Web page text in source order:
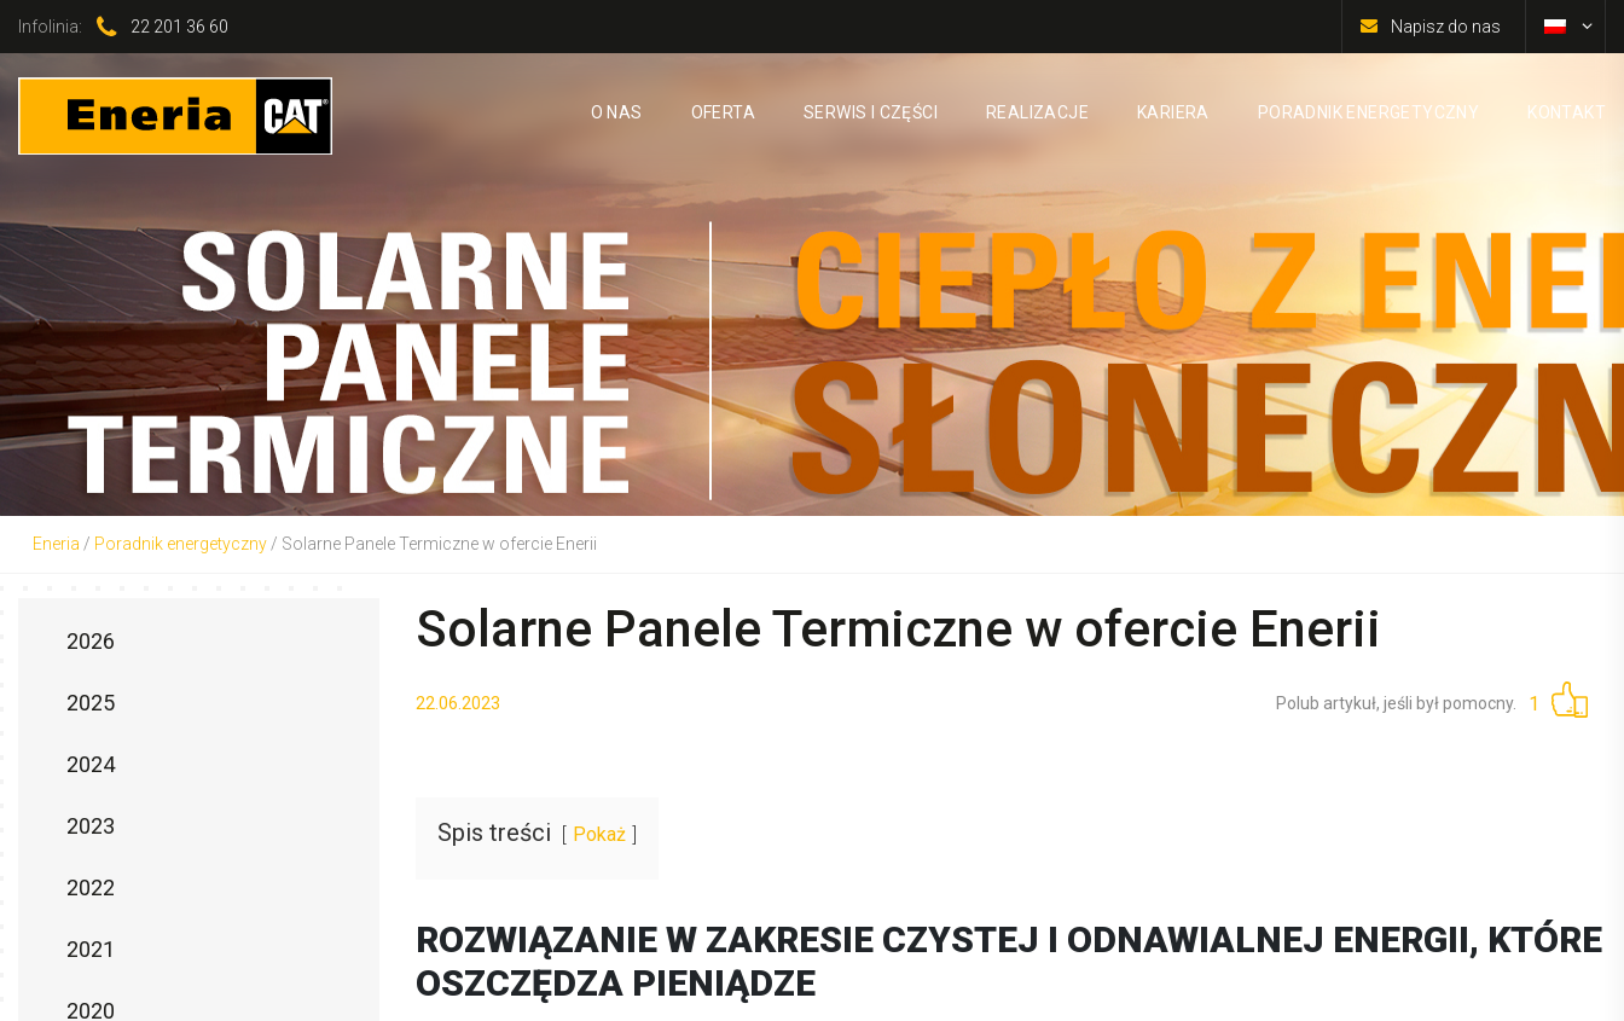
Infolinia: 22 201 36 60 Napisz do nas
O NAS OFERTA SERWIS I CZĘŚCI REALIZACJE KARIERA PORADNIK ENERGETYCZNY KONTAKT
Eneria / Poradnik energetyczny / Solarne Panele Termiczne w ofercie Enerii
2026
2025
2024
2023
2022
2021
2020
Solarne Panele Termiczne w ofercie Enerii
22.06.2023 Polub artykuł, jeśli był pomocny. 1
Spis treści Pokaż
ROZWIĄZANIE W ZAKRESIE CZYSTEJ I ODNAWIALNEJ ENERGII, KTÓRE
OSZCZĘDZA PIENIĄDZE